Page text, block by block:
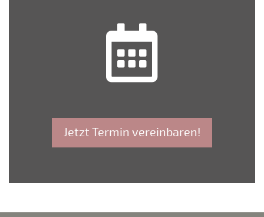
Jetzt Termin vereinbaren!